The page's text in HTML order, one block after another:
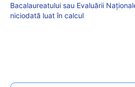
Bacalaureatului sau Evaluării
niciodată luat în calcul